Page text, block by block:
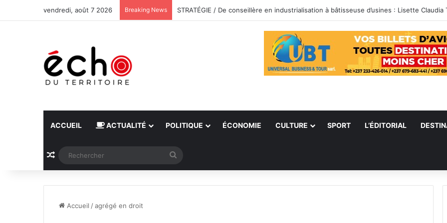
vendredi, août 7 2026 Breaking News
ACCUEIL ACTUALITÉ POLITIQUE ÉCONOMIE CULTURE SPORT L’ÉDITORIAL
Article Aléatoire
Accueil /agrégé en droit